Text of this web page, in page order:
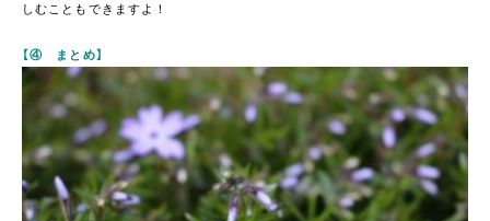
しむこともできますよ！
【④ まとめ】